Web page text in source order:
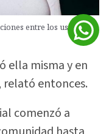
entre los usuarios
ella misma y en
relató entonces.
comenzó a